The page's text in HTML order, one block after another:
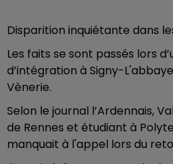
Disparition inquiétante dans
Les faits se sont passés lors
d’intégration à Signy-
Vènerie.
Selon le journal l’Ardennais,
de Rennes et étudiant à
manquait à l'appel lors du